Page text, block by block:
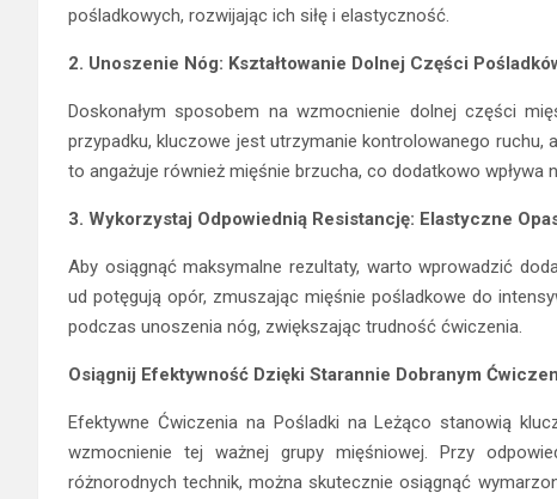
pośladkowych, rozwijając ich siłę i elastyczność.
2. Unoszenie Nóg: Kształtowanie Dolnej Części
Doskonałym sposobem na wzmocnienie dolnej części
przypadku, kluczowe jest utrzymanie kontrolowanego ruchu,
to angażuje również mięśnie brzucha, co dodatkowo wpływa
3. Wykorzystaj Odpowiednią Resistancję: Elastyczne
Aby osiągnąć maksymalne rezultaty, warto wprowadzić
ud potęgują opór, zmuszając mięśnie pośladkowe do
podczas unoszenia nóg, zwiększając trudność ćwiczenia.
Osiągnij Efektywność Dzięki Starannie Dobranym
Efektywne Ćwiczenia na Pośladki na Leżąco stanowią
wzmocnienie tej ważnej grupy mięśniowej. Przy
różnorodnych technik, można skutecznie osiągnąć